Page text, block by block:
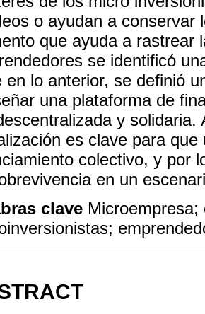
o ayudan a
que ayuda a rastrear
se identificó
en lo anterior, se definió
una plataforma de
y
es clave para
colectivo, y por
en un
clave